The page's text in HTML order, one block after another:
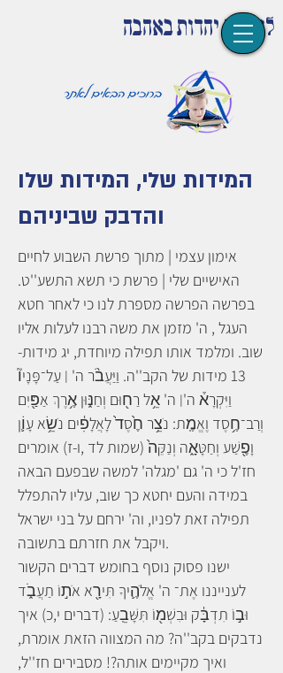
לומדים יהדות באהבה
המידות שלי, המידות שלו
והדבק שביניהם
אימון עצמי | מתוך פרשת השבוע לחיים
האישיים שלי | פרשת כי תשא התשע''ט.
בפרשה הפרשה מספרת לנו כי לאחר חטא
העגל , ה' מזמן את משה רבנו לעלות אליו
שוב. ומלמד אותו תפילה מיוחדת, יג מידות-
13 מידות של הקב''ה. וַיַּעֲבֹ֨ר ה' ׀ עַל־פָּנָיו֘
וַיִּקְרָא֒ ה'׀ ה' אֵ֥ל רַח֖וּם וְחַנּ֑וּן אֶ֥רֶךְ אַפַּ֖יִם
וְרַב־חֶ֥סֶד וֶאֱמֶֽת: נֹצֵ֥ר חֶ֙סֶד֙ לָאֲלָפִ֔ים נֹשֵׂ֥א עָוֹ֛ן
וָפֶ֖שַׁע וְחַטָּאָ֑ה וְנַקֵּה֙ (שמות לד ,ו-ז) אומרים
חז'ל כי ה' גם 'מגלה' למשה שבפעם הבאה
במידה והעם יחטא כך שוב, עליו להתפלל
תפילה זאת לפניו, וה' ירחם על בני ישראל
ויקבל את חזרתם בתשובה.
ישנו פסוק נוסף בחומש דברים הקשור
לענייננו אֶת־ ה' אֱלֹהֶ֛יךָ תִּירָ֖א אֹת֣וֹ תַעֲבֹ֑ד
וּב֣וֹ תִדְבָּ֔ק וּבִשְׁמ֖וֹ תִּשָּׁבֵֽעַ: (דברים י,כ) איך
נדבקים בקב''ה? מה המצווה הזאת אומרת,
ואיך מקיימים אותה?! מסבירים חז''ל,